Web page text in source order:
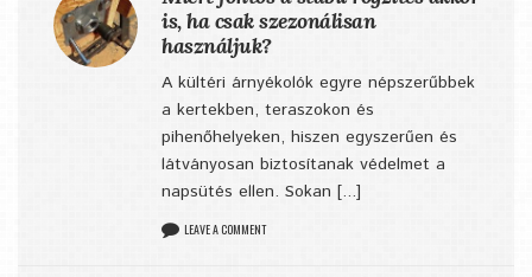
is, ha csak szezonálisan
használjuk?
A kültéri árnyékolók egyre népszerűbbek
a kertekben, teraszokon és
pihenőhelyeken, hiszen egyszerűen és
látványosan biztosítanak védelmet a
napsütés ellen. Sokan [...]
LEAVE A COMMENT